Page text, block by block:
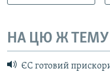
НА ЦЮ Ж ТЕМУ
ЄС готовий